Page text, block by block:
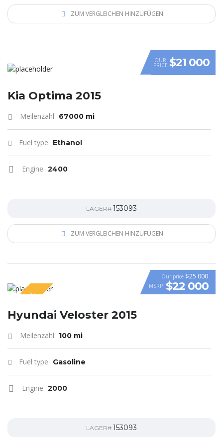
ZUM VERGLEICHEN HINZUFÜGEN
OUR
PRICE $21 000
Kia Optima 2015
Meilenzahl 67000 mi
Fuel type Ethanol
Engine 2400
LAGER# 153093
ZUM VERGLEICHEN HINZUFÜGEN
VIDEO
SPECIAL
Our price $25 000
MSRP $22 000
Hyundai Veloster 2015
Meilenzahl 100 mi
Fuel type Gasoline
Engine 2000
LAGER# 153093